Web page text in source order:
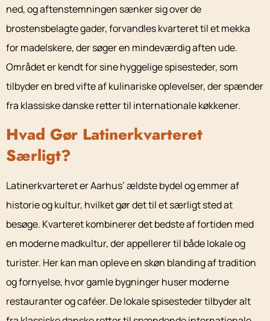
ned, og aftenstemningen sænker sig over de
brostensbelagte gader, forvandles kvarteret til et mekka
for madelskere, der søger en mindeværdig aften ude.
Området er kendt for sine hyggelige spisesteder, som
tilbyder en bred vifte af kulinariske oplevelser, der spænder
fra klassiske danske retter til internationale køkkener.
Hvad Gør Latinerkvarteret
Særligt?
Latinerkvarteret er Aarhus’ ældste bydel og emmer af
historie og kultur, hvilket gør det til et særligt sted at
besøge. Kvarteret kombinerer det bedste af fortiden med
en moderne madkultur, der appellerer til både lokale og
turister. Her kan man opleve en skøn blanding af tradition
og fornyelse, hvor gamle bygninger huser moderne
restauranter og caféer. De lokale spisesteder tilbyder alt